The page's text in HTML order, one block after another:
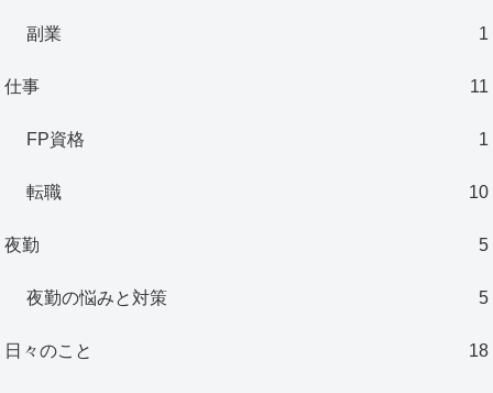
副業 1
仕事 11
FP資格 1
転職 10
夜勤 5
夜勤の悩みと対策 5
日々のこと 18